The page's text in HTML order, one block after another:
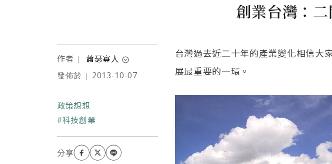
創業台灣：
作者 ｜ 蕭瑟寡人 expand_circle_down
典型「好事不出門，壞事
充飢、有閒寫文聊聊時
事。現專注於教育育成與
科技創業。個人臉書：
www.facebook.com/bl
eaksolitude。費德智庫
共同創辦人暨專欄作家。
發佈於 ｜ 2013-10-07
政策想想
關鍵字
科技創業
台灣過去近二十年的產業變化相信大
展最重要的一環。